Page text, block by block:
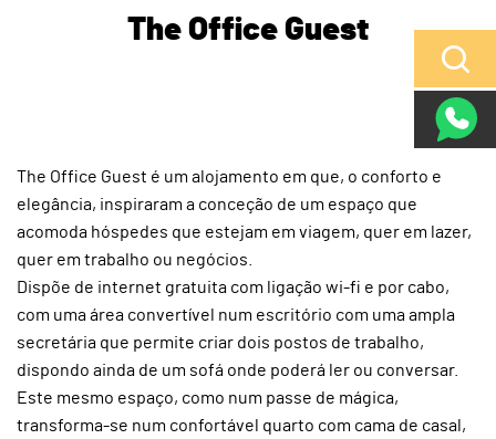
The Office Guest
The Office Guest é um alojamento em que, o conforto e
elegância, inspiraram a conceção de um espaço que
acomoda hóspedes que estejam em viagem, quer em lazer,
quer em trabalho ou negócios.
Dispõe de internet gratuita com ligação wi-fi e por cabo,
com uma área convertível num escritório com uma ampla
secretária que permite criar dois postos de trabalho,
dispondo ainda de um sofá onde poderá ler ou conversar.
Este mesmo espaço, como num passe de mágica,
transforma-se num confortável quarto com cama de casal,